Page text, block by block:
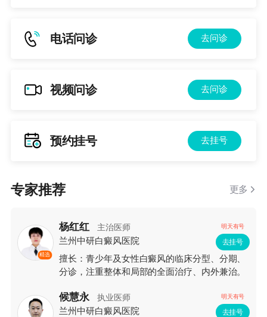
电话问诊 去问诊
视频问诊 去问诊
预约挂号 去挂号
专家推荐 更多
精选
杨红红 主治医师
兰州中研白癜风医院
明天有号
去挂号
擅长：青少年及女性白癜风的临床分型、分期、
分诊，注重整体和局部的全面治疗、内外兼治。
候慧永 执业医师
兰州中研白癜风医院
明天有号
去挂号